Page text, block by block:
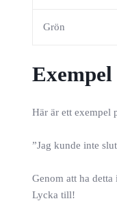
Grön
Här är ett exempel
”Jag kunde inte
Genom att ha
Lycka till!